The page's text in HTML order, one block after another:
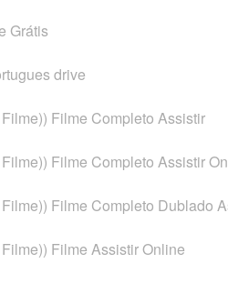
Grátis
drive
Filme Completo Assistir
Filme Completo Assistir
Filme Completo Dublado
Filme Assistir Online